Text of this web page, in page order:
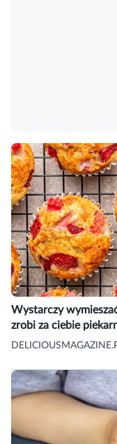
Wystarczy
zrobi za ciebie